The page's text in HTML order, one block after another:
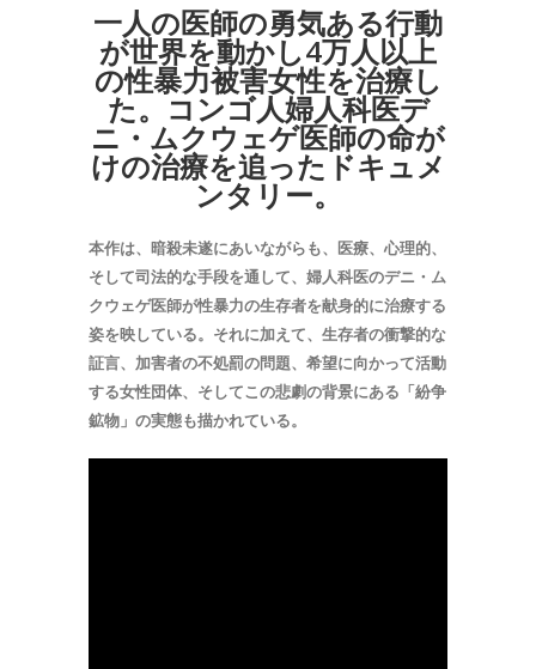
一人の医師の勇気ある行動
が世界を動かし4万人以上
の性暴力被害女性を治療し
た。コンゴ人婦人科医デ
ニ・ムクウェゲ医師の命が
けの治療を追ったドキュメ
ンタリー。
本作は、暗殺未遂にあいながらも、医療、心理的、
そして司法的な手段を通して、婦人科医のデニ・ム
クウェゲ医師が性暴力の生存者を献身的に治療する
姿を映している。それに加えて、生存者の衝撃的な
証言、加害者の不処罰の問題、希望に向かって活動
する女性団体、そしてこの悲劇の背景にある「紛争
鉱物」の実態も描かれている。